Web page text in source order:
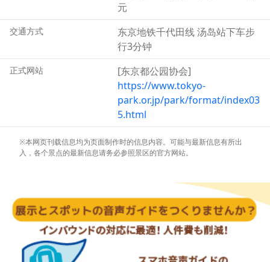
元
交通方式
东京地铁千代田线 汤岛站下车步
行3分钟
正式网站
[东京都公园协会]
https://www.tokyo-
park.or.jp/park/format/index03
5.html
※本网页刊载信息均为页面制作时的信息内容。可能与最新信息有所出
入，各个景点的最新信息请务必参照景区的官方网站。